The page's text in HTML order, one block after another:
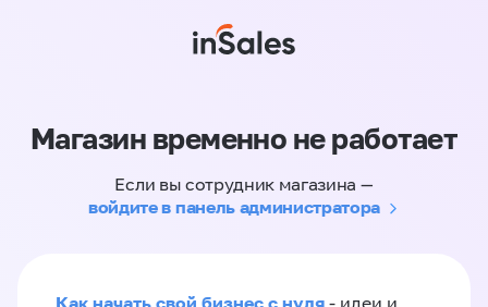
Магазин временно не работает
Если вы сотрудник магазина —
войдите в панель администратора
Как начать свой бизнес с нуля - идеи и